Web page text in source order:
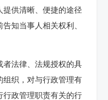
提供清晰、便捷的途径
知当事人相关权利、
者法律、法规授权的具
组织，对与行政管理有
行政管理职责有关的行